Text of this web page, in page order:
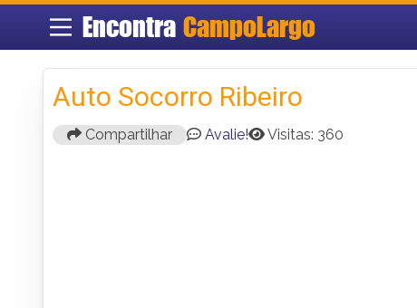
Encontra CampoLargo
Auto Socorro Ribeiro
Compartilhar Avalie! Visitas: 360